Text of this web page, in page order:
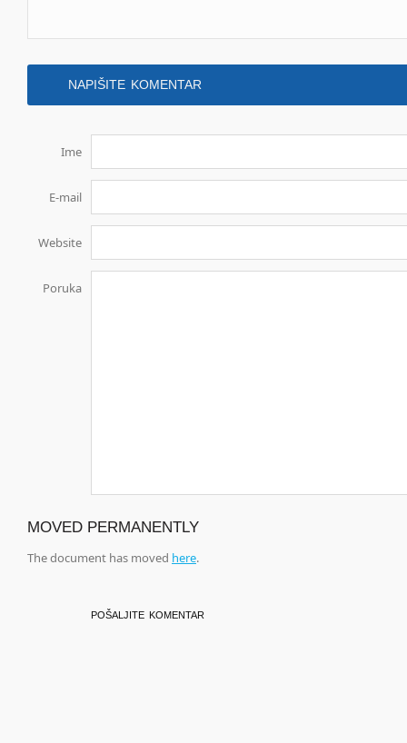
NAPIŠITE KOMENTAR
Ime
E-mail
Website
Poruka
MOVED PERMANENTLY
The document has moved here.